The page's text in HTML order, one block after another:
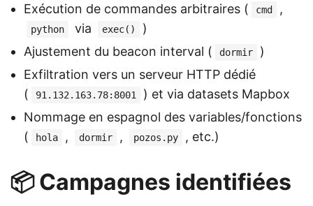
Exécution de commandes arbitraires ( cmd ,
python via exec()
)
Ajustement du beacon interval (
dormir
)
Exfiltration vers un serveur HTTP dédié
(
91.132.163.78:8001
) et via datasets Mapbox
Nommage en espagnol des variables/fonctions
(
hola , dormir , pozos.py , etc.)
📦 Campagnes identifiées